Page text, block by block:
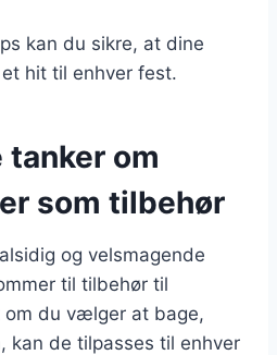
kan du sikre, at dine
hit til enhver fest.
om
som tilbehør
og velsmagende
til tilbehør til
om du vælger at bage,
kan de tilpasses til enhver